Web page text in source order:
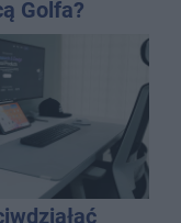
Golfa?
po